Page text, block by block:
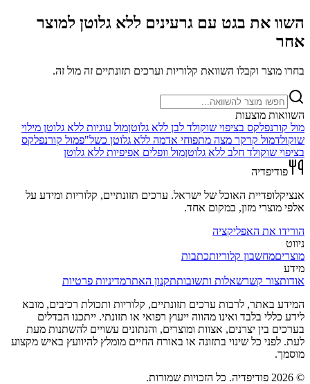
השוו את בגט עם גרעינים ללא גלוטן למוצר
אחר
בחרו מוצר וקבלו השוואת קלוריות וערכים תזונתיים זה מול זה.
השוואות מוצעות
מול קורנפלקס בציפוי שוקולד לבן ללא גלוטןמול עוגיות ללא גלוטן מילוי
שוקולדמול קרקר מצה מתפוחי אדמה ללא גלוטן כשל"פמול קורנפלקס
בציפוי שוקולד חלב ללא גלוטןמול וופלים אפיפיות ללא גלוטן
פודיפדיה
אנציקלופדיית האוכל של ישראל. ערכים תזונתיים, קלוריות ומידע על
אלפי מוצרי מזון, במקום אחד.
הורידו את האפליקציה
ניווט
מוצריםמחשבון קלוריותכתבות
מידע
אודותצור קשרשאלות ותשובותתקנון האתרמדיניות פרטיות
המידע באתר, לרבות ערכים תזונתיים, קלוריות ותכולת רכיבים, מובא
לידע כללי בלבד ואינו מהווה ייעוץ רפואי או תזונתי. ייתכנו הבדלים
בערכים בין יצרנים, אצוות ומוצרים, והנתונים עשויים להשתנות מעת
לעת. לפני כל שינוי בתזונה או באורח החיים מומלץ להיוועץ באיש מקצוע
מוסמך.
©
2026 פודיפדיה. כל הזכויות שמורות.